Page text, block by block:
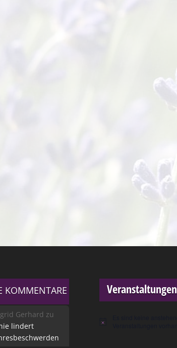
KOMMENTARE
Gerhard zu
lindert
Veranstaltungen
Hinweis